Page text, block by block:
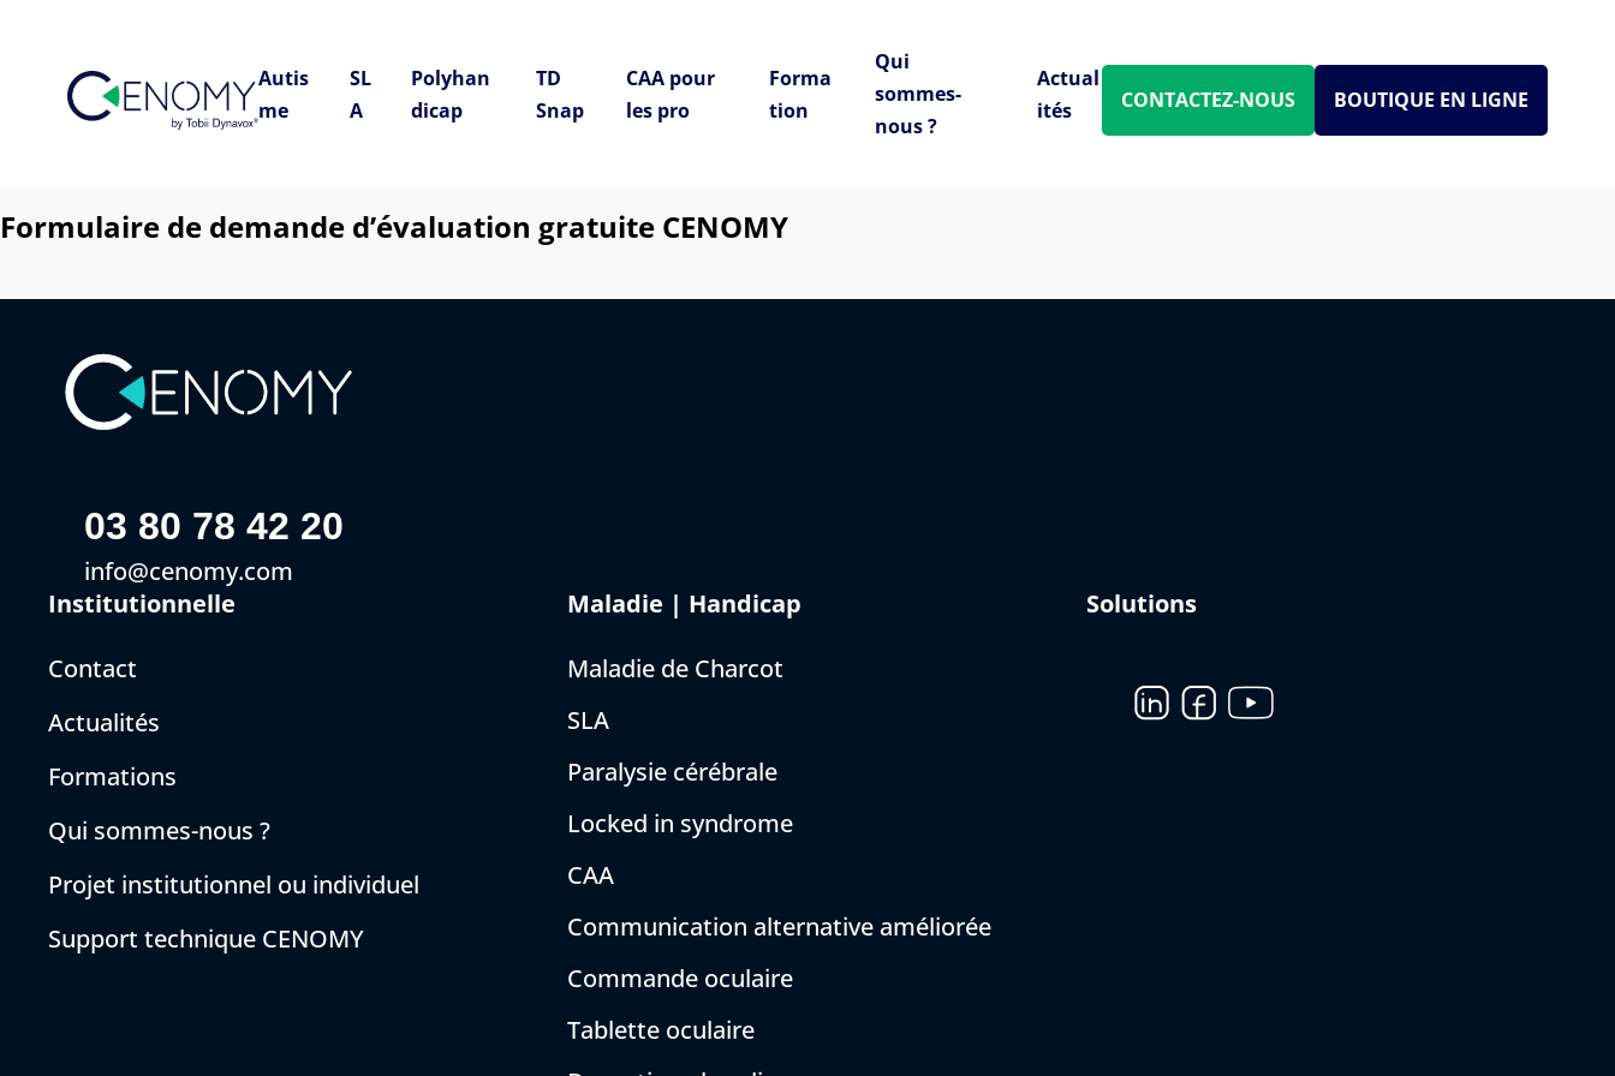
Autis
me
SL
A
Polyhan
dicap
TD
Snap
CAA pour
les pro
Forma
tion
Qui
sommes-
nous ?
Actual
ités
CONTACTEZ-NOUS BOUTIQUE EN LIGNE
Formulaire de demande d’évaluation gratuite CENOMY
03 80 78 42 20
info@cenomy.com
Institutionnelle
Contact
Actualités
Formations
Qui sommes-nous ?
Projet institutionnel ou individuel
Support technique CENOMY
Maladie | Handicap
Maladie de Charcot
SLA
Paralysie cérébrale
Locked in syndrome
CAA
Communication alternative améliorée
Commande oculaire
Tablette oculaire
Solutions